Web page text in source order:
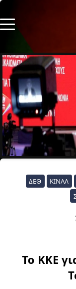
ΔΕΘ ΚΙΝΑΛ
Το ΚΚΕ